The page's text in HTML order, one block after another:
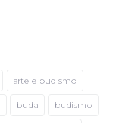
arte e budismo
buda budismo